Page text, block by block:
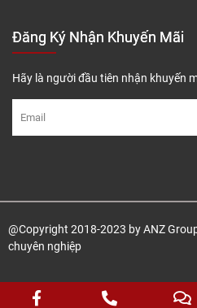
Đăng Ký Nhận Khuyến Mãi
Hãy là người đầu tiên nhận khuyến
@Copyright 2018-2023 by ANZ
chuyên nghiệp